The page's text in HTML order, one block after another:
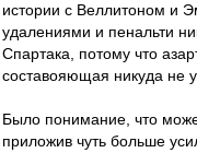
истории с Веллитоном и
удалениями и пенальти
Спартака, потому что
составояющая никуда не
Было понимание, что
приложив чуть больше